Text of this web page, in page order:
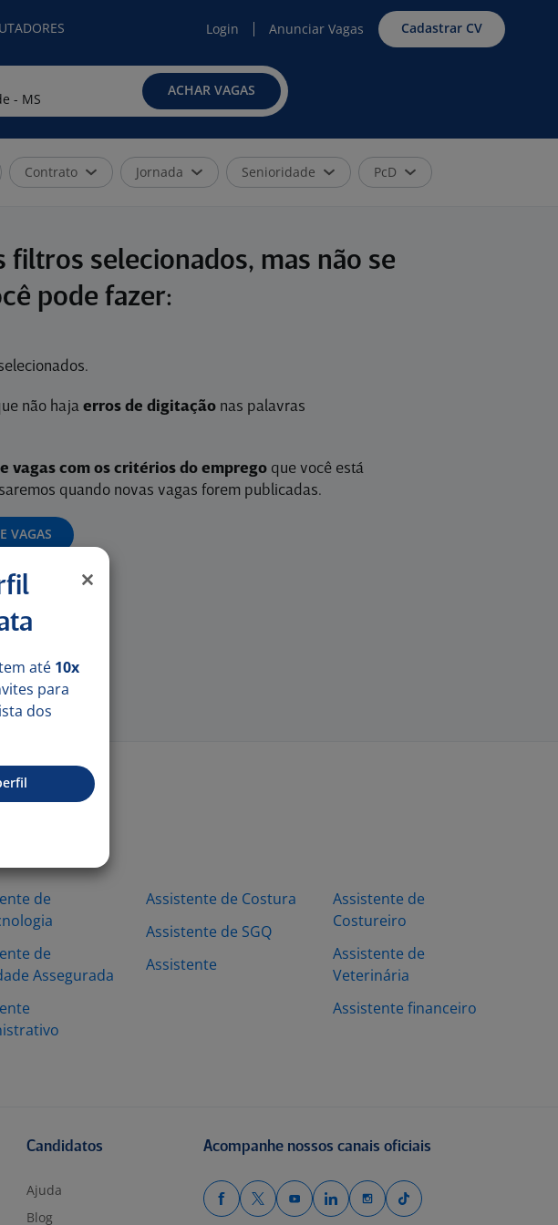
Login Anunciar Vagas Cadastrar CV
ACHAR VAGAS
Contrato Jornada Senioridade PcD
filtros selecionados, mas não se
pode fazer:
não haja erros de digitaçãonas palavras
vagas com os critérios do empregoque você está
quando novas vagas forem publicadas.
VAGAS
de
de
Assegurada
Assistente de Costura
Assistente de SGQ
Assistente
Assistente de
Costureiro
Assistente de
Veterinária
Assistente financeiro
até 10x
para
dos
Candidatos
Ajuda
Blog
Acompanhe nossos canais oficiais